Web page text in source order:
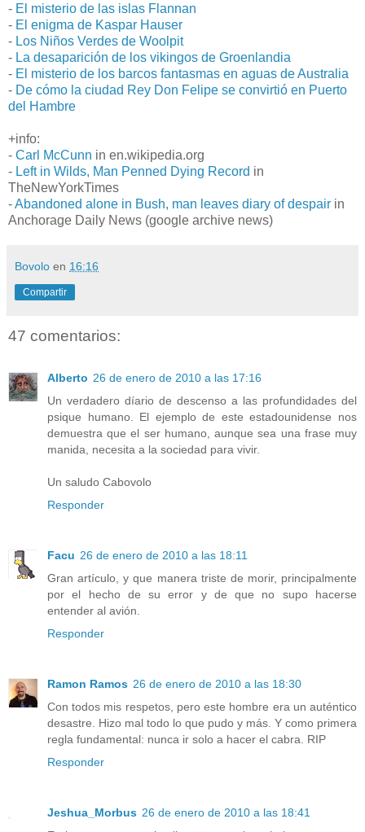
- El misterio de las islas Flannan
- El enigma de Kaspar Hauser
- Los Niños Verdes de Woolpit
- La desaparición de los vikingos de Groenlandia
- El misterio de los barcos fantasmas en aguas de Australia
- De cómo la ciudad Rey Don Felipe se convirtió en Puerto
del Hambre
+info:
- Carl McCunn in en.wikipedia.org
- Left in Wilds, Man Penned Dying Record in
TheNewYorkTimes
-Abandoned alone in Bush, man leaves diary of despair in
Anchorage Daily News (google archive news)
Bovolo en 16:16
Compartir
47 comentarios:
Alberto 26 de enero de 2010 a las 17:16
Un verdadero díario de descenso a las profundidades del
psique humano. El ejemplo de este estadounidense nos
demuestra que el ser humano, aunque sea una frase muy
manida, necesita a la sociedad para vivir.
Un saludo Cabovolo
Responder
Facu 26 de enero de 2010 a las 18:11
Gran artículo, y que manera triste de morir, principalmente
por el hecho de su error y de que no supo hacerse
entender al avión.
Responder
Ramon Ramos 26 de enero de 2010 a las 18:30
Con todos mis respetos, pero este hombre era un auténtico
desastre. Hizo mal todo lo que pudo y más. Y como primera
regla fundamental: nunca ir solo a hacer el cabra. RIP
Responder
Jeshua_Morbus 26 de enero de 2010 a las 18:41